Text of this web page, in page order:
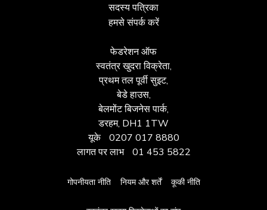
सदस्य पत्रिका
हमसे संपर्क करें
फेडरेशन ऑफ
स्वतंत्र खुदरा विक्रेता,
प्रथम तल पूर्वी सुइट,
बेडे हाउस,
बेलमोंट बिजनेस पार्क,
डरहम, DH1 1TW
यूके 0207 017 8880
लागत पर लाभ 01 453 5822
गोपनीयता नीति नियम और शर्तें कूकी नीति